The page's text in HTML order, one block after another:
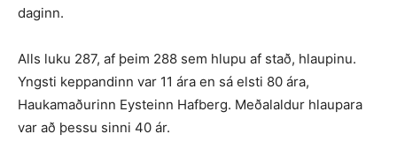
daginn.
Alls luku 287, af þeim 288 sem hlupu af stað, hlaupinu.
Yngsti keppandinn var 11 ára en sá elsti 80 ára,
Haukamaðurinn Eysteinn Hafberg. Meðalaldur hlaupara
var að þessu sinni 40 ár.